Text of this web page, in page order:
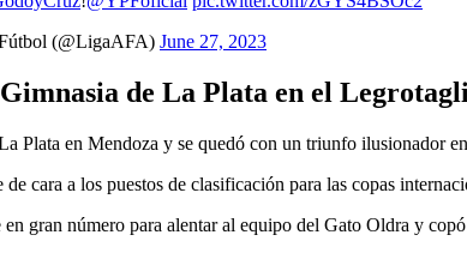
(@LigaAFA) June 27, 2023
de La Plata en el
Plata en Mendoza y se quedó con un triunfo ilusionador
cara a los puestos de clasificación para las copas
gran número para alentar al equipo del Gato Oldra y